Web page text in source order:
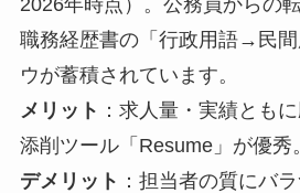
職務経歴書の「行政用語→民
ウが蓄積されています。
メリット ：求人量・実績とも
添削ツール「Resume」が優秀。
デメリット ：担当者の質にバ